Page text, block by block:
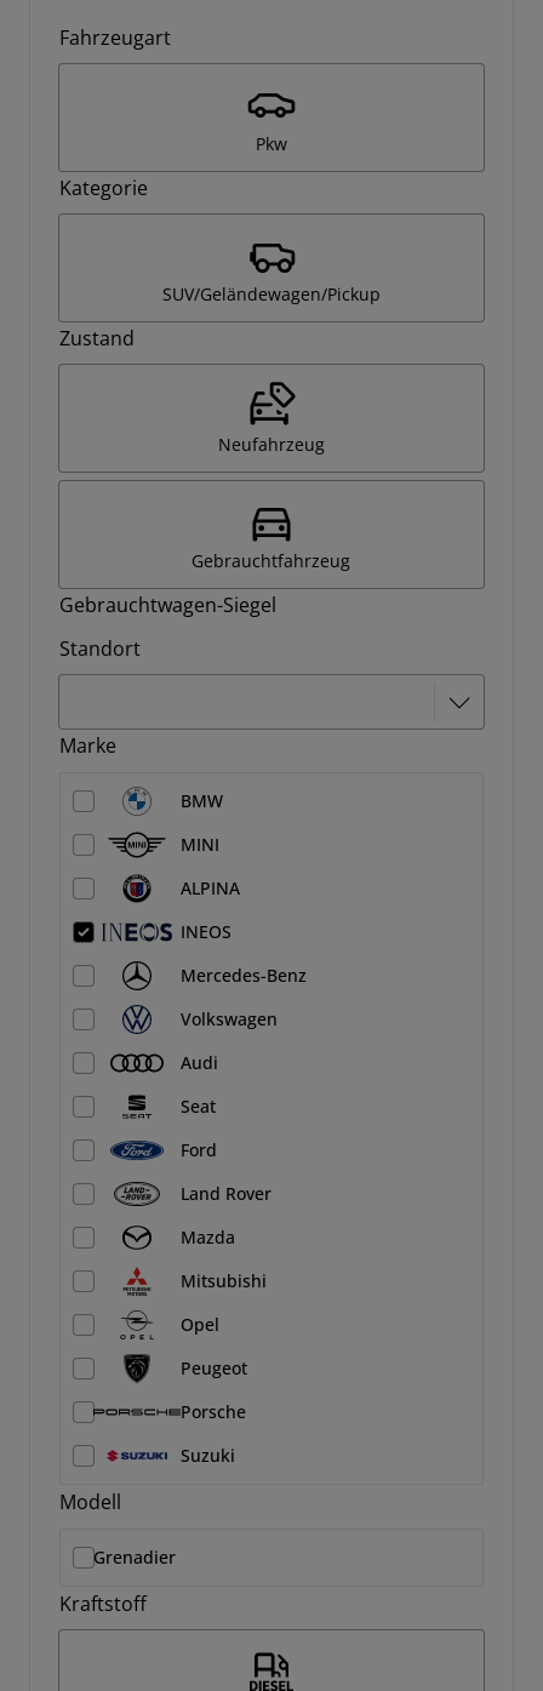
Fahrzeugart
Pkw
Kategorie
SUV/Geländewagen/Pickup
Zustand
Neufahrzeug
Gebrauchtfahrzeug
Gebrauchtwagen-Siegel
Standort
Marke
BMW
MINI
ALPINA
INEOS
Mercedes-Benz
Volkswagen
Audi
Seat
Ford
Land Rover
Mazda
Mitsubishi
Opel
Peugeot
Porsche
Suzuki
Modell
Grenadier
Kraftstoff